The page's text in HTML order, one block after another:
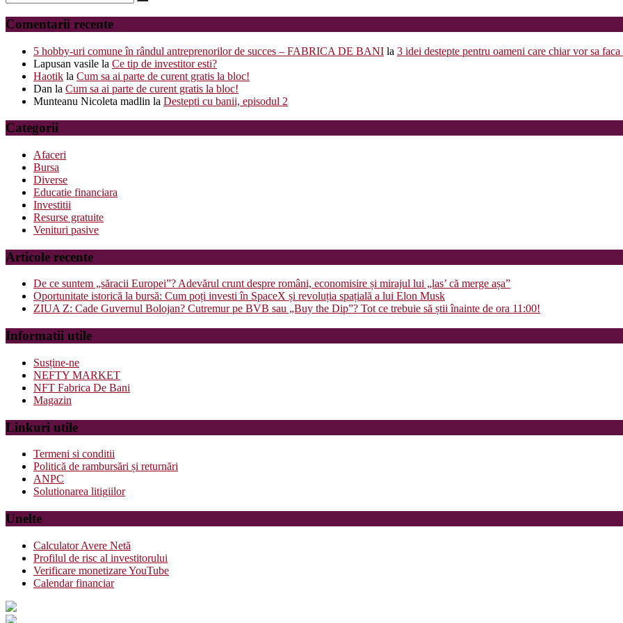
articole
for:
Comentarii recente
5 hobby-uri comune în rândul antreprenorilor de succes – FABRICA DE BANI la 3 idei destepte pentru oameni care chiar vor sa faca
Lapusan vasile la Ce tip de investitor esti?
Haotik la Cum sa ai parte de curent gratis la bloc!
Dan la Cum sa ai parte de curent gratis la bloc!
Munteanu Nicoleta madlin la Destepti cu banii, episodul 2
Categorii
Afaceri
Bursa
Diverse
Educatie financiara
Investitii
Resurse gratuite
Venituri pasive
Articole recente
De ce suntem „săracii Europei”? Adevărul crunt despre români, economisire și mirajul lui „las’ că merge așa”
Oportunitate istorică la bursă: Cum poți investi în SpaceX și revoluția spațială a lui Elon Musk
ZIUA Z: Cade Guvernul Bolojan? Cutremur pe BVB sau „Buy the Dip”? Tot ce trebuie să știi înainte de ora 11:00!
Informatii utile
Susține-ne
NEFTY MARKET
NFT Fabrica De Bani
Magazin
Linkuri utile
Termeni si conditii
Politică de rambursări și returnări
ANPC
Solutionarea litigiilor
Unelte
Calculator Avere Netă
Profilul de risc al investitorului
Verificare monetizare YouTube
Calendar financiar